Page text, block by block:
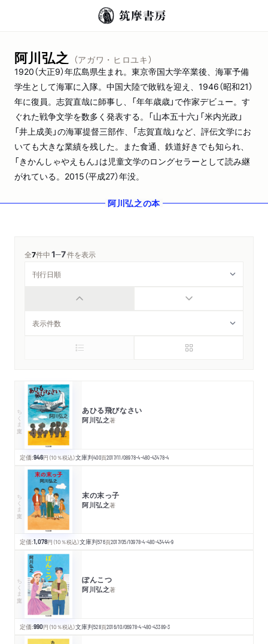
阿川弘之 （アガワ・ヒロユキ）
1920（大正9）年広島県生まれ。東京帝国大学卒業後、海軍予備
学生として海軍に入隊。中国大陸で敗戦を迎え、1946（昭和21）
年に復員。志賀直哉に師事し、「年年歳歳」で作家デビュー。す
ぐれた戦争文学を数多く発表する。「山本五十六」「米内光政」
「井上成美」の海軍提督三部作、「志賀直哉」など、評伝文学にお
いても大きな業績を残した。また食通、鉄道好きでも知られ、
「きかんしゃやえもん」は児童文学のロングセラーとして読み継
がれている。2015（平成27）年没。
阿川弘之の本
全7件中1─7件を表示
ちくま文庫 あひる飛びなさい
阿川弘之著
定価:946円 （10％税込）文庫判400頁2017/11/08978-4-480-43478-4
ちくま文庫 末の末っ子
阿川弘之著
定価:1,078円 （10％税込）文庫判576頁2017/05/10978-4-480-43444-9
ちくま文庫 ぽんこつ
阿川弘之著
定価:990円 （10％税込）文庫判528頁2016/10/06978-4-480-43389-3